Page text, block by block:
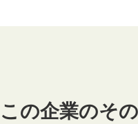
この企業のそ